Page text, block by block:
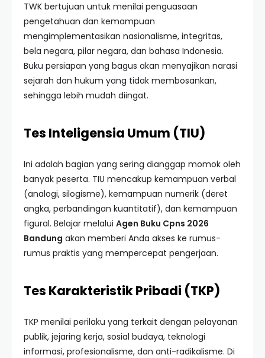
TWK bertujuan untuk menilai penguasaan
pengetahuan dan kemampuan
mengimplementasikan nasionalisme, integritas,
bela negara, pilar negara, dan bahasa Indonesia.
Buku persiapan yang bagus akan menyajikan narasi
sejarah dan hukum yang tidak membosankan,
sehingga lebih mudah diingat.
Tes Inteligensia Umum (TIU)
Ini adalah bagian yang sering dianggap momok oleh
banyak peserta. TIU mencakup kemampuan verbal
(analogi, silogisme), kemampuan numerik (deret
angka, perbandingan kuantitatif), dan kemampuan
figural. Belajar melalui Agen Buku Cpns 2026
Bandung akan memberi Anda akses ke rumus-
rumus praktis yang mempercepat pengerjaan.
Tes Karakteristik Pribadi (TKP)
TKP menilai perilaku yang terkait dengan pelayanan
publik, jejaring kerja, sosial budaya, teknologi
informasi, profesionalisme, dan anti-radikalisme. Di